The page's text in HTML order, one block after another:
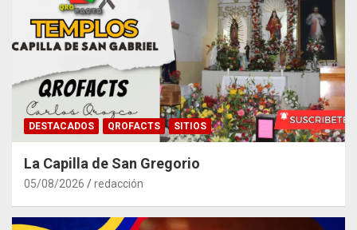
DESTACADOS QROFACTS SITIOS
La Capilla de San Gregorio
05/08/2026 redacción